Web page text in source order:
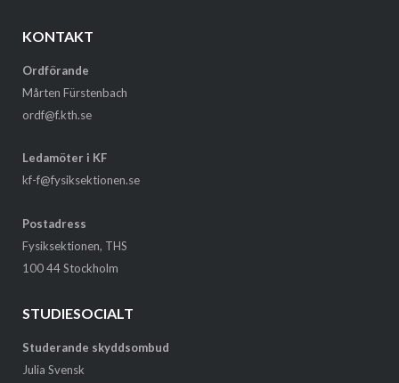
KONTAKT
Ordförande
Mårten Fürstenbach
ordf@f.kth.se
Ledamöter i KF
kf-f@fysiksektionen.se
Postadress
Fysiksektionen, THS
100 44 Stockholm
STUDIESOCIALT
Studerande skyddsombud
Julia Svensk